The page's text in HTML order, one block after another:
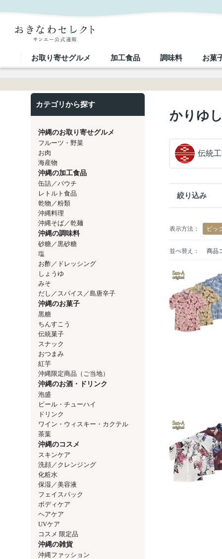
お取り寄せグルメ 加工食品 調味料 お菓
カテゴリから探す
沖縄のお取り寄せグルメ
フルーツ・野菜
お肉
海産物
沖縄の加工食品
缶詰／パウチ
レトルト食品
乾物／粉類
沖縄料理
沖縄そば／乾麺
沖縄の調味料
砂糖／黒砂糖
塩
お酢／ドレッシング
しょうゆ
みそ
だし／スパイス／島唐辛子
沖縄のお菓子
黒糖
ちんすこう
伝統菓子
スナック
おつまみ
紅芋
沖縄限定商品（ご当地）
沖縄のお酒・ドリンク
泡盛
ビール・チューハイ
ドリンク
ワイン・ウィスキー・カクテル
茶葉
沖縄のコスメ
スキンケア
洗顔／クレンジング
化粧水
保湿／美容液
フェイスパック
ボディケア
ヘアケア
UVケア
コスメ 限定品
沖縄の雑貨
沖縄ファッション
かりゆ
伝統
絞り込み
表示方法： ピッ
並べ替え： 商品